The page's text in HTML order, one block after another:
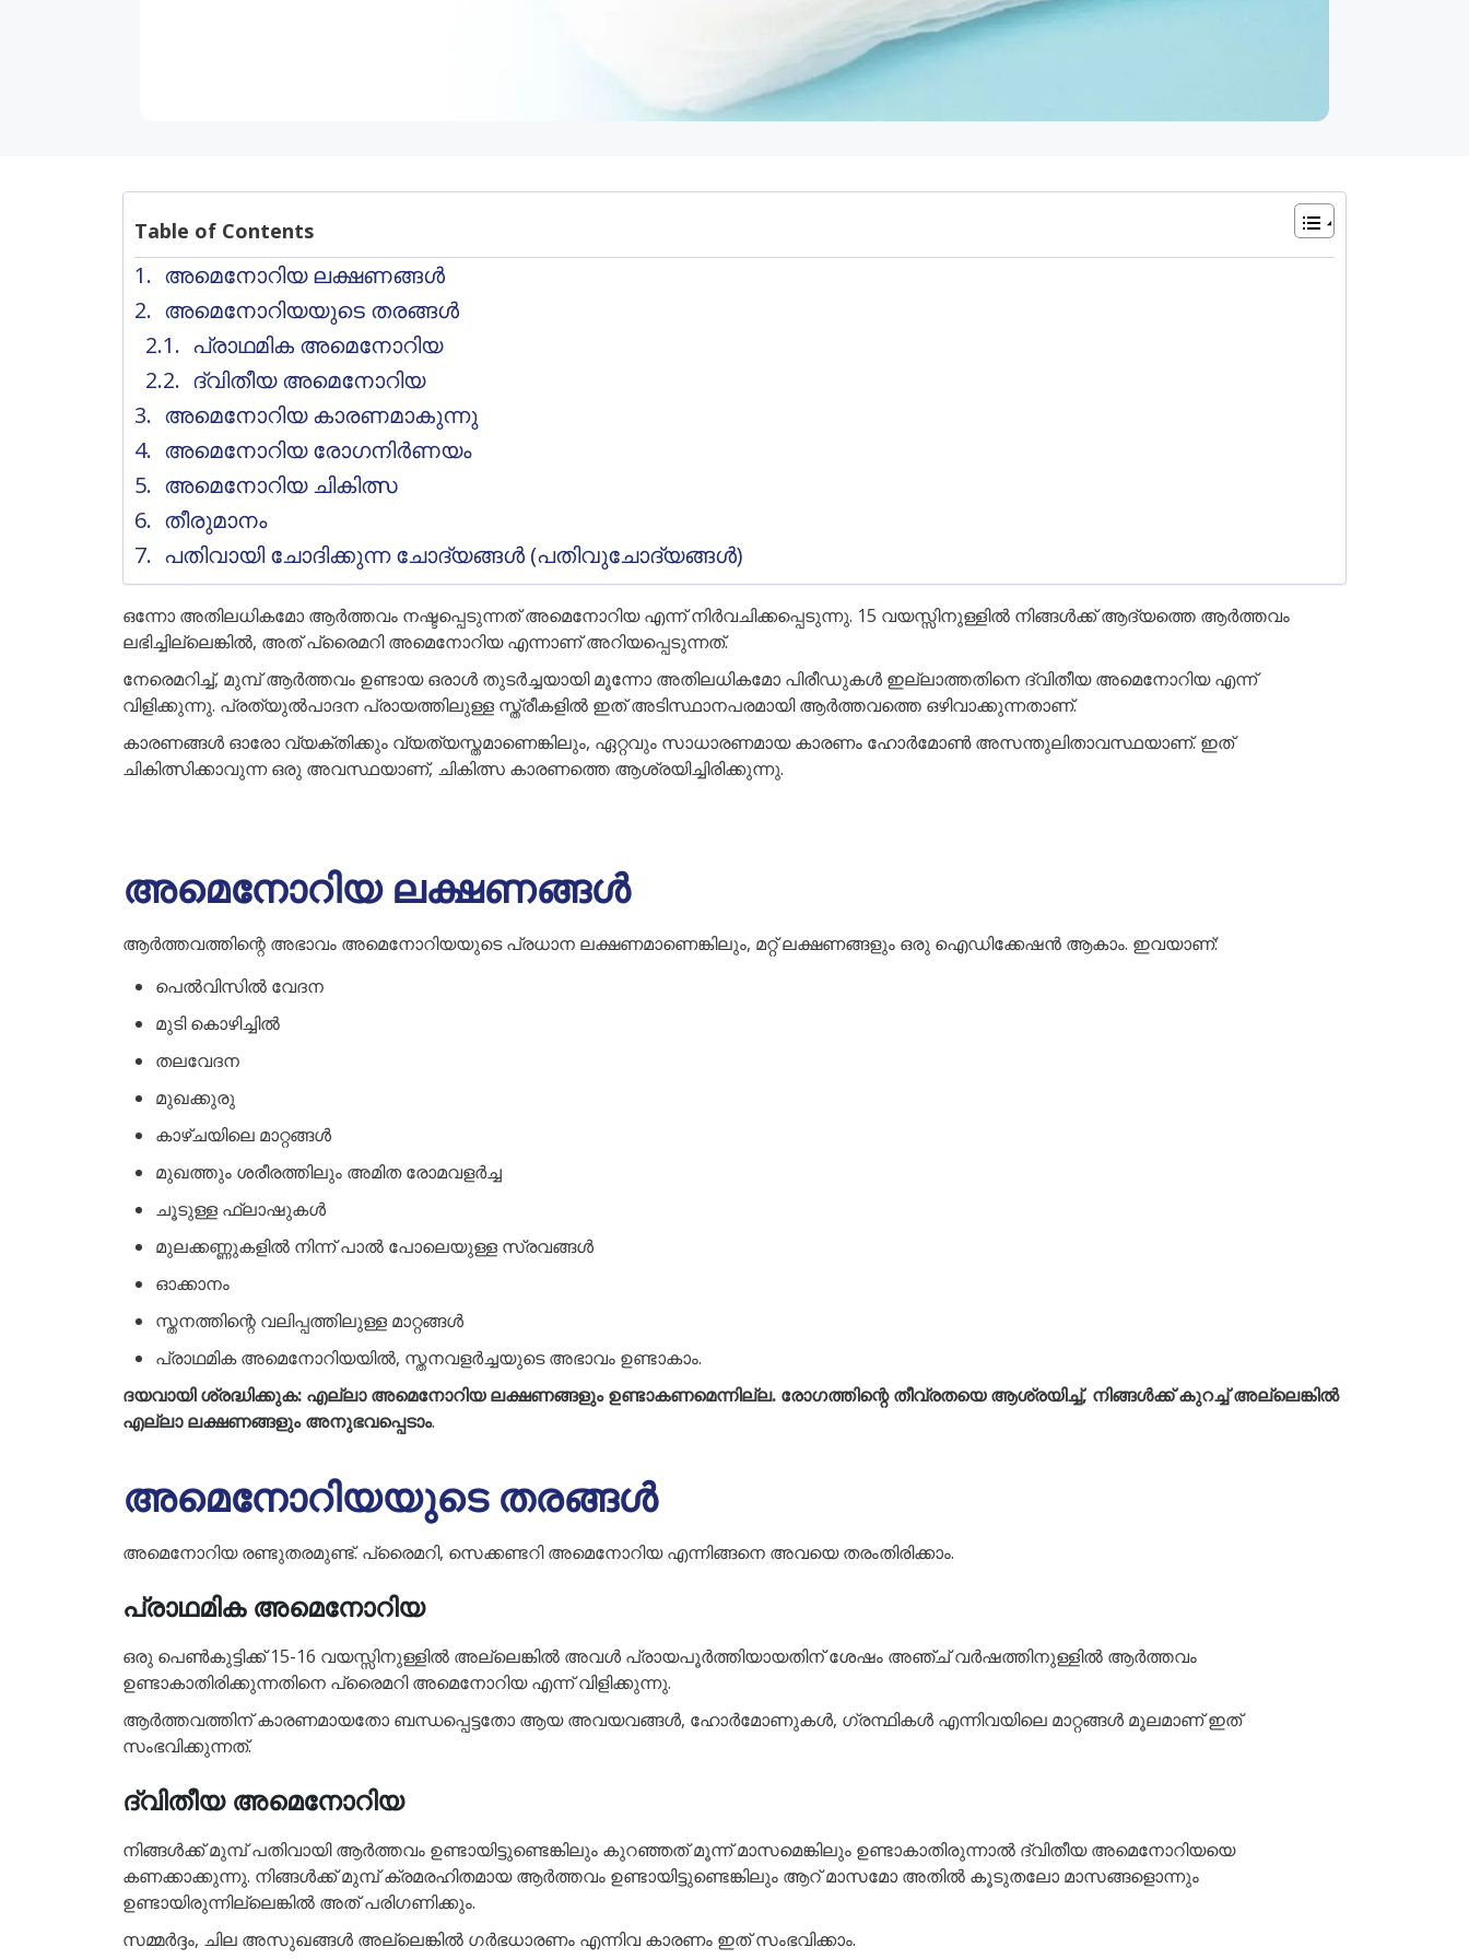
Table of Contents
അമെനോറിയ ലക്ഷണങ്ങൾ
അമെനോറിയയുടെ തരങ്ങൾ
പ്രാഥമിക അമെനോറിയ
ദ്വിതീയ അമെനോറിയ
അമെനോറിയ കാരണമാകുന്നു
അമെനോറിയ രോഗനിർണയം
അമെനോറിയ ചികിത്സ
തീരുമാനം
പതിവായി ചോദിക്കുന്ന ചോദ്യങ്ങൾ (പതിവുചോദ്യങ്ങൾ)
ഒന്നോ അതിലധികമോ ആർത്തവം നഷ്ടപ്പെടുന്നത് അമെനോറിയ എന്ന് നിർവചിക്കപ്പെടുന്നു. 15 വയസ്സിനുള്ളിൽ നിങ്ങൾക്ക് ആദ്യത്തെ ആർത്തവം
ലഭിച്ചില്ലെങ്കിൽ, അത് പ്രൈമറി അമെനോറിയ എന്നാണ് അറിയപ്പെടുന്നത്.
നേരെമറിച്ച്, മുമ്പ് ആർത്തവം ഉണ്ടായ ഒരാൾ തുടർച്ചയായി മൂന്നോ അതിലധികമോ പിരീഡുകൾ ഇല്ലാത്തതിനെ ദ്വിതീയ അമെനോറിയ എന്ന്
വിളിക്കുന്നു. പ്രത്യുൽപാദന പ്രായത്തിലുള്ള സ്ത്രീകളിൽ ഇത് അടിസ്ഥാനപരമായി ആർത്തവത്തെ ഒഴിവാക്കുന്നതാണ്.
കാരണങ്ങൾ ഓരോ വ്യക്തിക്കും വ്യത്യസ്തമാണെങ്കിലും, ഏറ്റവും സാധാരണമായ കാരണം ഹോർമോൺ അസന്തുലിതാവസ്ഥയാണ്. ഇത്
ചികിത്സിക്കാവുന്ന ഒരു അവസ്ഥയാണ്, ചികിത്സ കാരണത്തെ ആശ്രയിച്ചിരിക്കുന്നു.
അമെനോറിയ ലക്ഷണങ്ങൾ
ആർത്തവത്തിന്റെ അഭാവം അമെനോറിയയുടെ പ്രധാന ലക്ഷണമാണെങ്കിലും, മറ്റ് ലക്ഷണങ്ങളും ഒരു ഐഡിക്കേഷൻ ആകാം. ഇവയാണ്:
പെൽവിസിൽ വേദന
മുടി കൊഴിച്ചിൽ
തലവേദന
മുഖക്കുരു
കാഴ്ചയിലെ മാറ്റങ്ങൾ
മുഖത്തും ശരീരത്തിലും അമിത രോമവളർച്ച
ചൂടുള്ള ഫ്ലാഷുകൾ
മുലക്കണ്ണുകളിൽ നിന്ന് പാൽ പോലെയുള്ള സ്രവങ്ങൾ
ഓക്കാനം
സ്തനത്തിന്റെ വലിപ്പത്തിലുള്ള മാറ്റങ്ങൾ
പ്രാഥമിക അമെനോറിയയിൽ, സ്തനവളർച്ചയുടെ അഭാവം ഉണ്ടാകാം.
ദയവായി ശ്രദ്ധിക്കുക: എല്ലാ അമെനോറിയ ലക്ഷണങ്ങളും ഉണ്ടാകണമെന്നില്ല. രോഗത്തിന്റെ തീവ്രതയെ ആശ്രയിച്ച്, നിങ്ങൾക്ക് കുറച്ച് അല്ലെങ്കിൽ
എല്ലാ ലക്ഷണങ്ങളും അനുഭവപ്പെടാം.
അമെനോറിയയുടെ തരങ്ങൾ
അമെനോറിയ രണ്ടുതരമുണ്ട്. പ്രൈമറി, സെക്കണ്ടറി അമെനോറിയ എന്നിങ്ങനെ അവയെ തരംതിരിക്കാം.
പ്രാഥമിക അമെനോറിയ
ഒരു പെൺകുട്ടിക്ക് 15-16 വയസ്സിനുള്ളിൽ അല്ലെങ്കിൽ അവൾ പ്രായപൂർത്തിയായതിന് ശേഷം അഞ്ച് വർഷത്തിനുള്ളിൽ ആർത്തവം
ഉണ്ടാകാതിരിക്കുന്നതിനെ പ്രൈമറി അമെനോറിയ എന്ന് വിളിക്കുന്നു.
ആർത്തവത്തിന് കാരണമായതോ ബന്ധപ്പെട്ടതോ ആയ അവയവങ്ങൾ, ഹോർമോണുകൾ, ഗ്രന്ഥികൾ എന്നിവയിലെ മാറ്റങ്ങൾ മൂലമാണ് ഇത്
സംഭവിക്കുന്നത്.
ദ്വിതീയ അമെനോറിയ
നിങ്ങൾക്ക് മുമ്പ് പതിവായി ആർത്തവം ഉണ്ടായിട്ടുണ്ടെങ്കിലും കുറഞ്ഞത് മൂന്ന് മാസമെങ്കിലും ഉണ്ടാകാതിരുന്നാൽ ദ്വിതീയ അമെനോറിയയെ
കണക്കാക്കുന്നു. നിങ്ങൾക്ക് മുമ്പ് ക്രമരഹിതമായ ആർത്തവം ഉണ്ടായിട്ടുണ്ടെങ്കിലും ആറ് മാസമോ അതിൽ കൂടുതലോ മാസങ്ങളൊന്നും
ഉണ്ടായിരുന്നില്ലെങ്കിൽ അത് പരിഗണിക്കും.
സമ്മർദ്ദം, ചില അസുഖങ്ങൾ അല്ലെങ്കിൽ ഗർഭധാരണം എന്നിവ കാരണം ഇത് സംഭവിക്കാം.